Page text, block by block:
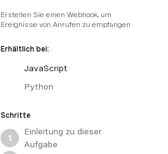
Erstellen Sie einen Webhook, um
Ereignisse von Anrufen zu empfangen
Erhältlich bei:
JavaScript
Python
Schritte
1
Einleitung zu dieser
Aufgabe